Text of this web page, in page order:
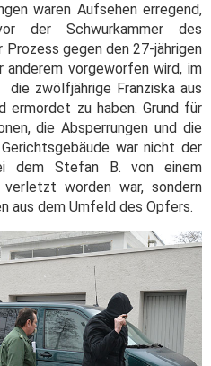
waren Aufsehen erregend,
der Schwurkammer des
gegen den 27-jährigen
vorgeworfen wird, im
die zwölfjährige Franziska aus
ermordet zu haben. Grund für
die Absperrungen und die
war nicht der
dem Stefan B. von einem
worden war, sondern
aus dem Umfeld des Opfers.